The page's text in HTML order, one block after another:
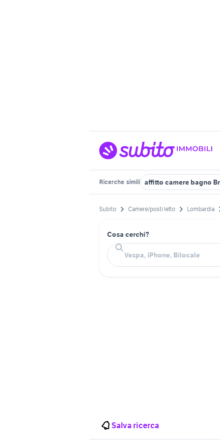
Ricerche simili affitto camere bagno
Subito Camere/posti letto Lombardia
Cosa cerchi?
Salva ricerca